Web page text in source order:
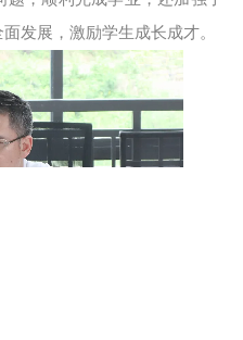
发展，激励学生成长成才。